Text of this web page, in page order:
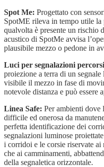
Spot Me: Progettato con
SpotME rileva in tempo utile la
qualvolta è presente un rischio
acustico di SpotMe avvisa
plausibile mezzo o pedone in
Luci per segnalazioni
proiezione a terra di un
visibile il mezzo in fase di
notevole distanza e può essere
Linea Safe: Per ambienti dove
difficile ed onerosa da
perfetta identificazione dei
segnalazioni luminose
i corridoi e le corsie riservate
che ai camminamenti,
della segnaletica orizzontale.